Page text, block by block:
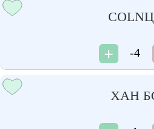
-4
ХАН